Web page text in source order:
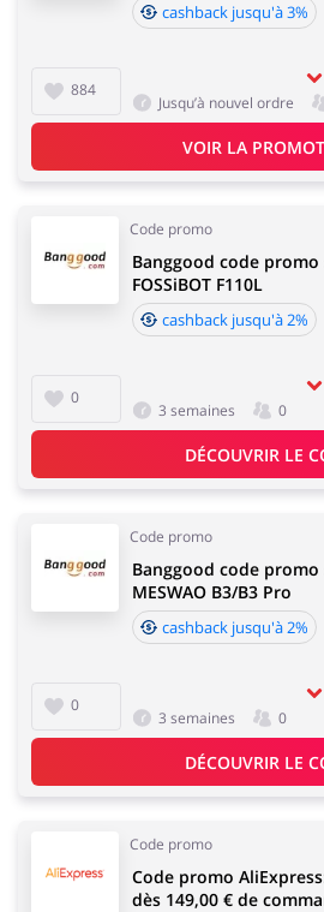
884
cashback jusqu'à 3%
Jusqu’à nouvel ordre
VOIR LA
Code promo
0
Banggood code
FOSSiBOT F110L
cashback jusqu'à 2%
3 semaines 0
DÉCOUVRIR LE
Code promo
0
Banggood code
MESWAO B3/B3 Pro
cashback jusqu'à 2%
3 semaines 0
DÉCOUVRIR LE
Code promo
Code promo
dès 149,00 € de